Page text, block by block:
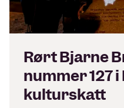
Rørt Bjarne
nummer 127
kulturskatt